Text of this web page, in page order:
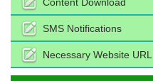
Content Download
SMS Notifications
Necessary Website URL